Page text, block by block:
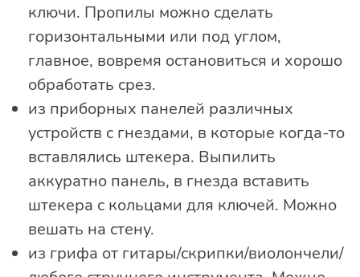
ключи. Пропилы можно сделать
горизонтальными или под углом,
главное, вовремя остановиться и хорошо
обработать срез.
из приборных панелей различных
устройств с гнездами, в которые когда-то
вставлялись штекера. Выпилить
аккуратно панель, в гнезда вставить
штекера с кольцами для ключей. Можно
вешать на стену.
из грифа от гитары/скрипки/виолончели/